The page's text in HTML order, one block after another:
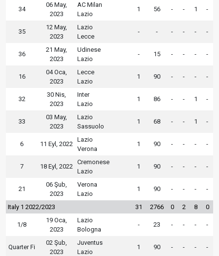
34
06 May,
2023
AC Milan
Lazio
1 56 - - 1 -
35
12 May,
2023
Lazio
Lecce
- - - - - -
36
21 May,
2023
Udinese
Lazio
- 15 - - - -
16
04 Oca,
2023
Lecce
Lazio
1 90 - - - -
32
30 Nis,
2023
Inter
Lazio
1 86 - - 1 -
33
03 May,
2023
Lazio
Sassuolo
1 68 - - 1 -
6 11 Eyl, 2022
Lazio
Verona
1 90 - - - -
7 18 Eyl, 2022
Cremonese
Lazio
1 90 - - - -
21
06 Şub,
2023
Verona
Lazio
1 90 - - - -
Italy 1 2022/2023 31 2766 0 2 8 0
1/8
19 Oca,
2023
Lazio
Bologna
- 23 - - - -
Quarter Fi
02 Şub,
2023
Juventus
Lazio
1 90 - - - -